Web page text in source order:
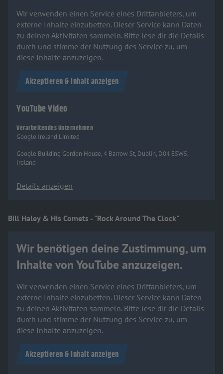
Wir verwenden einen Service eines Drittanbieters, um
externe Inhalte einzubetten. Dieser Service kann Daten
zu deinen Aktivitäten sammeln. Bitte lese dir die Details
durch und stimme der Nutzung des Service zu, um
diese Inhalte anzuzeigen.
Akzeptieren & Inhalt anzeigen
YouTube Video
Verarbeitendes Unternehmen
Google Ireland Limited
Google Building Gordon House, 4 Barrow St, Dublin, D04 E5W5,
Ireland
Details anzeigen
Bill Haley & His Comets - "Rock Around The Clock"
Wir benötigen deine Zustimmung, um
Inhalte von YouTube anzuzeigen.
Wir verwenden einen Service eines Drittanbieters, um
externe Inhalte einzubetten. Dieser Service kann Daten
zu deinen Aktivitäten sammeln. Bitte lese dir die Details
durch und stimme der Nutzung des Service zu, um
diese Inhalte anzuzeigen.
Akzeptieren & Inhalt anzeigen